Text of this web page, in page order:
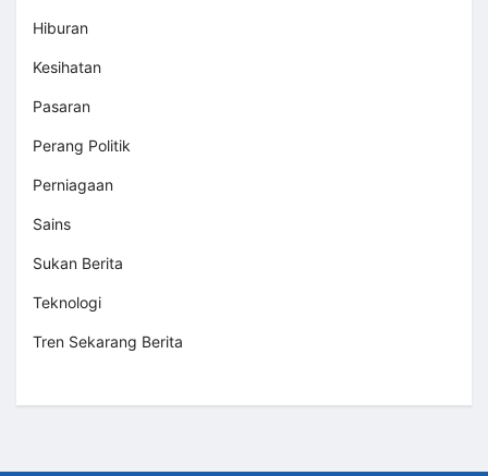
Hiburan
Kesihatan
Pasaran
Perang Politik
Perniagaan
Sains
Sukan Berita
Teknologi
Tren Sekarang Berita